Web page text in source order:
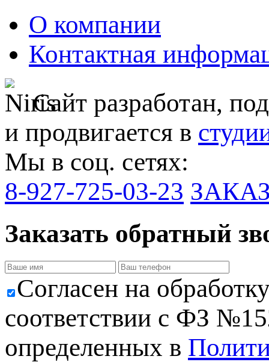
О компании
Контактная
Сайт разработан,
и продвигается в
Мы в соц. сетях:
8-927-725-03-23
Заказать обратный
Cогласен на
соответствии с ФЗ
определенных в